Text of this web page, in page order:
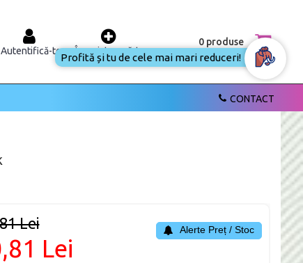
Autentifică-te Înregistrează-te
0 produse
CONTACT
Lei
Lei
Alerte Preț / Stoc
Profită și tu de cele mai mari reduceri!